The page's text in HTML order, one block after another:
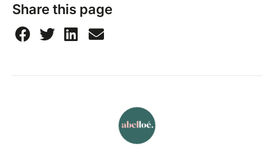
Share this page